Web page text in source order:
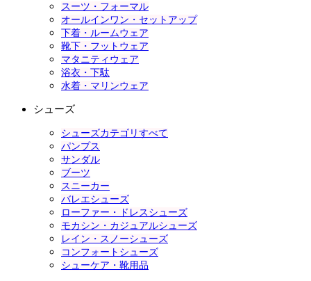
スーツ・フォーマル
オールインワン・セットアップ
下着・ルームウェア
靴下・フットウェア
マタニティウェア
浴衣・下駄
水着・マリンウェア
シューズ
シューズカテゴリすべて
パンプス
サンダル
ブーツ
スニーカー
バレエシューズ
ローファー・ドレスシューズ
モカシン・カジュアルシューズ
レイン・スノーシューズ
コンフォートシューズ
シューケア・靴用品